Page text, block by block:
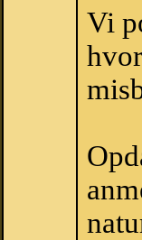
Vi